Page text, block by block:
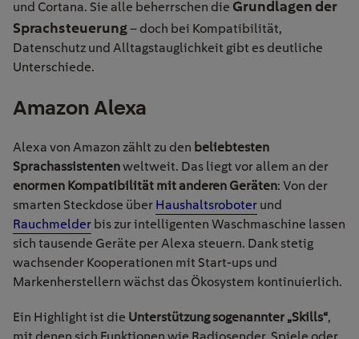
und Cortana. Sie alle beherrschen die Grundlagen der
Sprachsteuerung– doch bei Kompatibilität,
Datenschutz und Alltagstauglichkeit gibt es deutliche
Unterschiede.
Amazon Alexa
Alexa von Amazon zählt zu den beliebtesten
Sprachassistentenweltweit. Das liegt vor allem an der
enormen Kompatibilität mit anderen Geräten: Von der
smarten Steckdose über Haushaltsroboter und
Rauchmelder bis zur intelligenten Waschmaschine lassen
sich tausende Geräte per Alexa steuern. Dank stetig
wachsender Kooperationen mit Start-ups und
Markenherstellern wächst das Ökosystem kontinuierlich.
Ein Highlight ist die Unterstützung sogenannter „Skills“,